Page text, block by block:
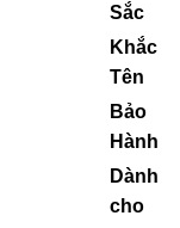
Sắc
Khắc
Tên
Bảo
Hành
Dành
cho